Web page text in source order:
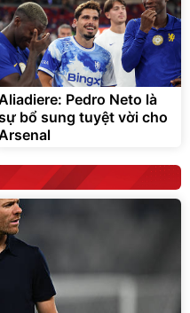
Pedro Neto là
bổ sung tuyệt vời cho